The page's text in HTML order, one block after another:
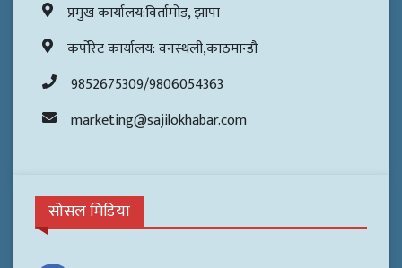
प्रमुख कार्यालय:विर्तामोड, झापा
कर्पोरेट कार्यालय: वनस्थली,काठमान्डौ
9852675309/9806054363
marketing@sajilokhabar.com
सोसल मिडिया